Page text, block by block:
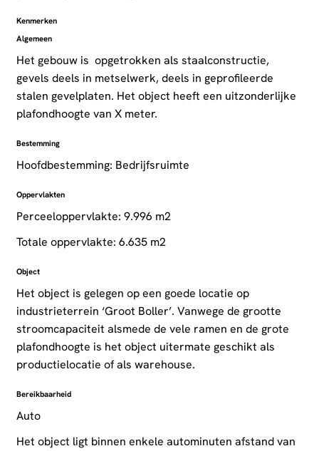
Kenmerken
Algemeen
Het gebouw is opgetrokken als staalconstructie,
gevels deels in metselwerk, deels in geprofileerde
stalen gevelplaten. Het object heeft een uitzonderlijke
plafondhoogte van X meter.
Bestemming
Hoofdbestemming: Bedrijfsruimte
Oppervlakten
Perceeloppervlakte: 9.996 m2
Totale oppervlakte: 6.635 m2
Object
Het object is gelegen op een goede locatie op
industrieterrein ‘Groot Boller’. Vanwege de grootte
stroomcapaciteit alsmede de vele ramen en de grote
plafondhoogte is het object uitermate geschikt als
productielocatie of als warehouse.
Bereikbaarheid
Auto
Het object ligt binnen enkele autominuten afstand van